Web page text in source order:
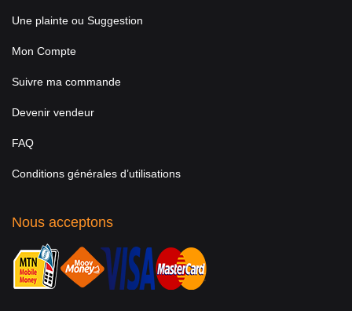
Une plainte ou Suggestion
Mon Compte
Suivre ma commande
Devenir vendeur
FAQ
Conditions générales d’utilisations
Nous acceptons